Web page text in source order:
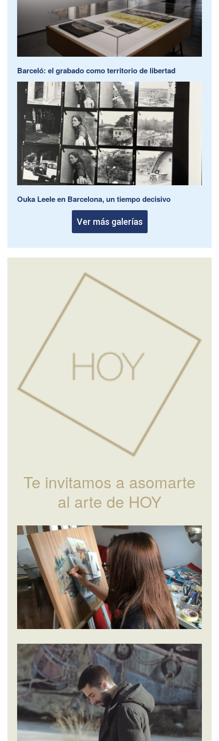
Barceló: el grabado como territorio de libertad
Ouka Leele en Barcelona, un tiempo decisivo
Ver más galerías
Te invitamos a asomarte
al arte de HOY